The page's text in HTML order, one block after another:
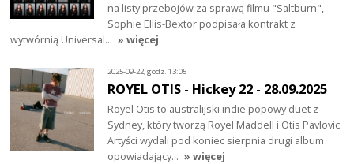
na listy przebojów za sprawą filmu "Saltburn",
Sophie Ellis-Bextor podpisała kontrakt z
wytwórnią Universal… » więcej
2025-09-22, godz. 13:05
ROYEL OTIS - Hickey 22 - 28.09.2025
Royel Otis to australijski indie popowy duet z
Sydney, który tworzą Royel Maddell i Otis Pavlovic.
Artyści wydali pod koniec sierpnia drugi album
opowiadający… » więcej